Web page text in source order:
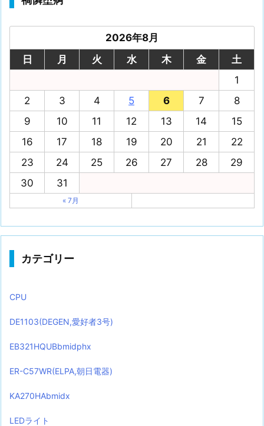
2026年8月
日
月 火 水 木 金
土
1
2
3 4 5 6 7
8
9
10 11 12 13 14
15
16
17 18 19 20 21
22
23
24 25 26 27 28
29
30
31
« 7月
カテゴリー
CPU
DE1103(DEGEN,愛好者3号)
EB321HQUBbmidphx
ER-C57WR(ELPA,朝日電器)
KA270HAbmidx
LEDライト